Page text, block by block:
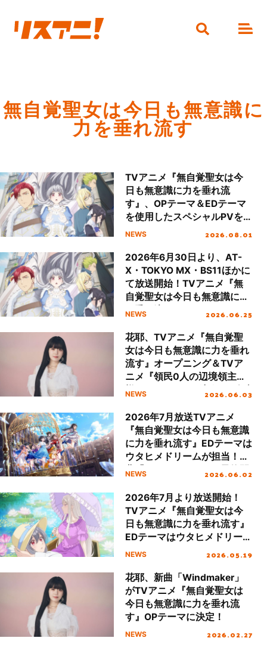
無自覚聖女は今日も無意識に
力を垂れ流す
TVアニメ『無自覚聖女は今
日も無意識に力を垂れ流
す』、OPテーマ＆EDテーマ
を使用したスペシャルPVを
公開！
NEWS 2026.08.01
2026年6月30日より、AT-
X・TOKYO MX・BS11ほかに
て放送開始！TVアニメ『無
自覚聖女は今日も無意識に力
を垂れ流す』OPテーマ＆ED
公開！
NEWS 2026.06.25
花耶、TVアニメ『無自覚聖
女は今日も無意識に力を垂れ
流す』オープニング＆TVア
ニメ『領民0人の辺境領主
様』エンディング収録のダブ
定！
NEWS 2026.06.03
2026年7月放送TVアニメ
『無自覚聖女は今日も無意識
に力を垂れ流す』EDテーマは
ウタヒメドリームが担当！新
曲「アンノウンミー」予約開
NEWS 2026.06.02
2026年7月より放送開始！
TVアニメ『無自覚聖女は今
日も無意識に力を垂れ流す』
EDテーマはウタヒメドリーム
オールスターズ「アンノウン
NEWS 2026.05.19
花耶、新曲「Windmaker」
がTVアニメ『無自覚聖女は
今日も無意識に力を垂れ流
す』OPテーマに決定！
NEWS 2026.02.27